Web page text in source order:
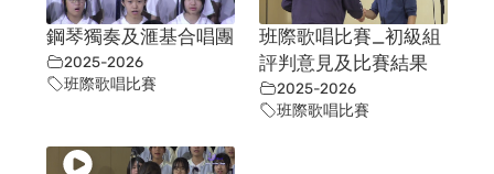
鋼琴獨奏及滙基合唱團
2025-2026
班際歌唱比賽
班際歌唱比賽_初級組
評判意見及比賽結果
2025-2026
班際歌唱比賽